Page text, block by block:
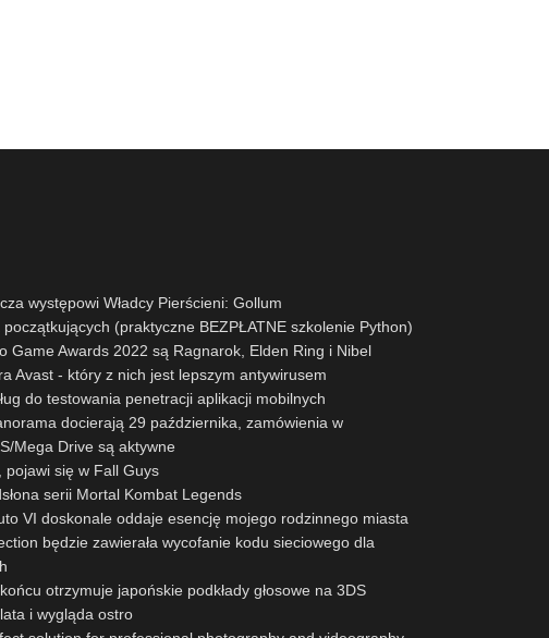
występowi Władcy Pierścieni: Gollum
(praktyczne BEZPŁATNE szkolenie Python)
Game Awards 2022 są Ragnarok, Elden Ring i Nibel
Avast - który z nich jest lepszym antywirusem
do testowania penetracji aplikacji mobilnych
docierają 29 października, zamówienia w
Mega Drive są aktywne
pojawi się w Fall Guys
serii Mortal Kombat Legends
VI doskonale oddaje esencję mojego rodzinnego miasta
będzie zawierała wycofanie kodu sieciowego dla
otrzymuje japońskie podkłady głosowe na 3DS
i wygląda ostro